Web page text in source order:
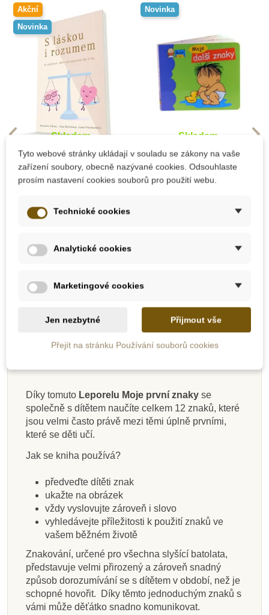
Akční
Novinka
Skladem
GoKids S láskou i
rozumem - Michaela
Tilton, Jitka
Procházková
299 Kč
Přidat do košíku
Novinka
Skladem
Baby Signs Leporelo
Moje další znaky
Přidat do košíku
Skladem
Goki Vlaková
píšťalka
160 Kč
Přidat do košíku
Skladem
Přidat do košíku
Novinka
Skladem
Baby Signs Leporelo
Znakujeme Venku
155 Kč
Přidat do košíku
Skladem
Přidat do košíku
Novinka
Skladem
Baby Signs -
Kompletní sada
699 Kč
Přidat do košíku
Skladem
Přidat do košíku
Novinka
Skladem
Baby Signs
Znakujeme zvířátka
79 Kč
Přidat do košíku
Skladem
Přidat do košíku
Díky tomuto Leporelu Moje první znaky se
společně s dítětem naučíte celkem 12 znaků, které
jsou velmi často právě mezi těmi úplně prvními,
které se děti učí.
Jak se kniha používá?
předveďte dítěti znak
ukažte na obrázek
vždy vyslovujte zároveň i slovo
vyhledávejte příležitosti k použití znaků ve
vašem běžném životě
Znakování, určené pro všechna slyšící batolata,
představuje velmi přirozený a zároveň snadný
způsob dorozumívání se s dítětem v období, než je
schopné hovořit. Díky těmto jednoduchým znaků s
vámi může děťátko snadno komunikovat.
Tyto webové stránky ukládají v souladu se zákony na vaše
zařízení soubory, obecně nazývané cookies. Odsouhlaste
prosím nastavení cookies souborů pro použití webu.
Technické cookies
Analytické cookies
Marketingové cookies
Jen nezbytné Přijmout vše
Přejít na stránku Používání souborů cookies